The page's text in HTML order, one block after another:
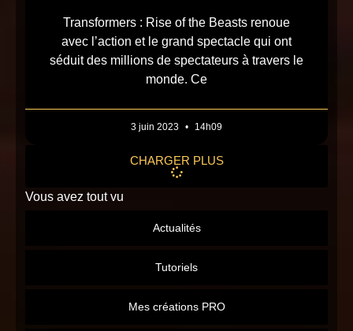
Actualités
Tutoriels
Mes créations PRO
Transformers : Rise of the Beasts renoue
avec l’action et le grand spectacle qui ont
séduit des millions de spectateurs à travers le
monde. Ce
3 juin 2023 14h09
CHARGER PLUS
Vous avez tout vu